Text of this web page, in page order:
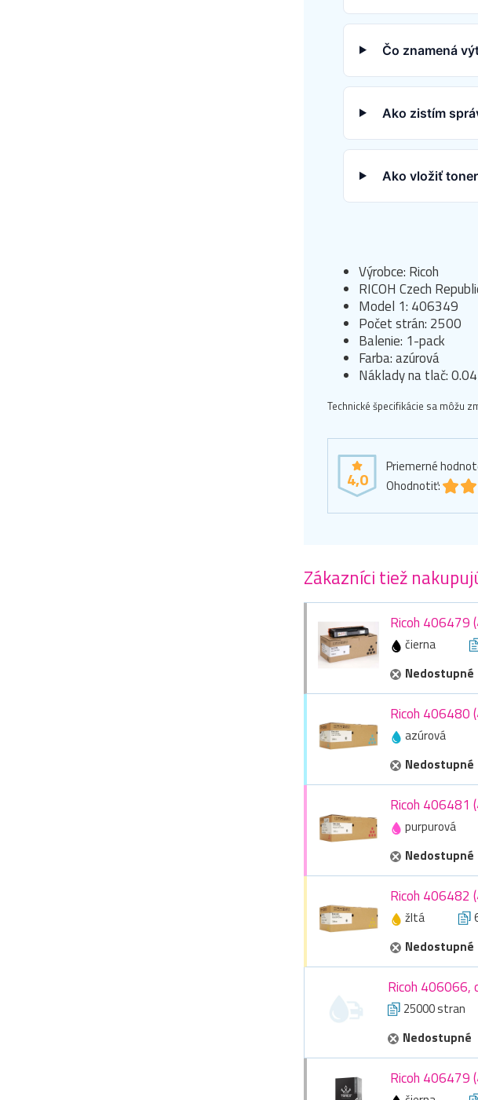
Čo znamená
Ako zistím
Ako vložiť
Výrobce: Ricoh
RICOH Czech
Model 1: 406349
Počet strán: 2500
Balenie: 1-pack
Farba: azúrová
Náklady na tlač:
Technické špecifikácie sa môžu
4,0
Priemerné
Ohodnotiť:
Zákazníci tiež
Ricoh 406479
čierna
Nedostupné
Ricoh 406480
azúrová
Nedostupné
Ricoh 406481
purpurová
Nedostupné
Ricoh 406482
žltá
Nedostupné
Ricoh 406066,
25000 stran
Nedostupné
Ricoh 406479